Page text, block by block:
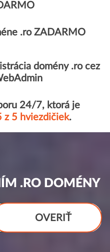
.ro ZADARMO
domény .ro cez
24/7, ktorá je
z 5 hviezdičiek.
.RO DOMÉNY
OVERIŤ